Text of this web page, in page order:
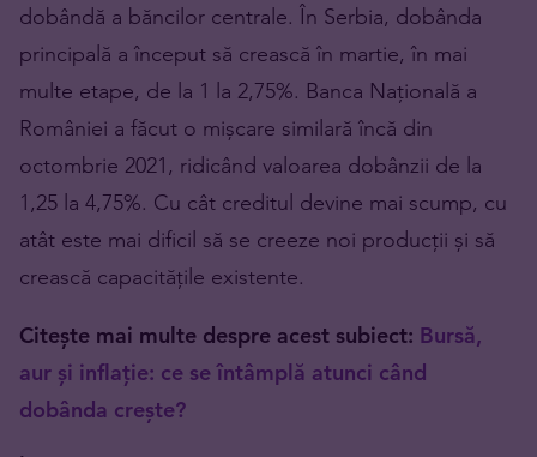
dobândă a băncilor centrale. În Serbia, dobânda
principală a început să crească în martie, în mai
multe etape, de la 1 la 2,75%. Banca Națională a
României a făcut o mișcare similară încă din
octombrie 2021, ridicând valoarea dobânzii de la
1,25 la 4,75%. Cu cât creditul devine mai scump, cu
atât este mai dificil să se creeze noi producții și să
crească capacitățile existente.
Citește mai multe despre acest subiect: Bursă,
aur și inflație: ce se întâmplă atunci când
dobânda crește?